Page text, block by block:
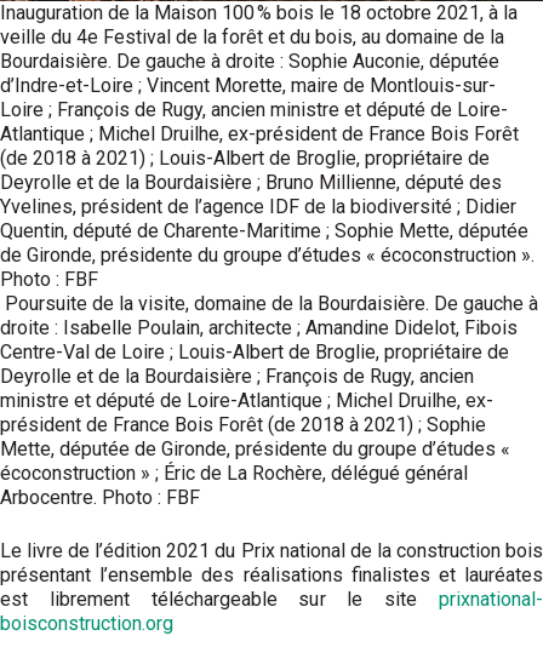
Inauguration de la Maison 100 % bois le 18 octobre 2021, à la
veille du 4e Festival de la forêt et du bois, au domaine de la
Bourdaisière. De gauche à droite : Sophie Auconie, députée
d’Indre-et-Loire ; Vincent Morette, maire de Montlouis-sur-
Loire ; François de Rugy, ancien ministre et député de Loire-
Atlantique ; Michel Druilhe, ex-président de France Bois Forêt
(de 2018 à 2021) ; Louis-Albert de Broglie, propriétaire de
Deyrolle et de la Bourdaisière ; Bruno Millienne, député des
Yvelines, président de l’agence IDF de la biodiversité ; Didier
Quentin, député de Charente-Maritime ; Sophie Mette, députée
de Gironde, présidente du groupe d’études « écoconstruction ».
Photo : FBF
Poursuite de la visite, domaine de la Bourdaisière. De gauche à
droite : Isabelle Poulain, architecte ; Amandine Didelot, Fibois
Centre-Val de Loire ; Louis-Albert de Broglie, propriétaire de
Deyrolle et de la Bourdaisière ; François de Rugy, ancien
ministre et député de Loire-Atlantique ; Michel Druilhe, ex-
président de France Bois Forêt (de 2018 à 2021) ; Sophie
Mette, députée de Gironde, présidente du groupe d’études «
écoconstruction » ; Éric de La Rochère, délégué général
Arbocentre. Photo : FBF
Le livre de l’édition 2021 du Prix national de la construction bois
présentant l’ensemble des réalisations finalistes et lauréates
est librement téléchargeable sur le site prixnational-
boisconstruction.org